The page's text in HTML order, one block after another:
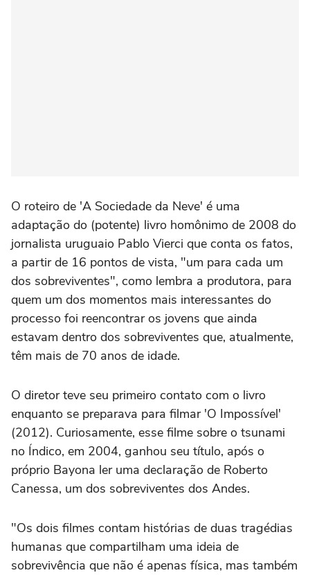
O roteiro de 'A Sociedade da Neve' é uma
adaptação do (potente) livro homônimo de 2008 do
jornalista uruguaio Pablo Vierci que conta os fatos,
a partir de 16 pontos de vista, "um para cada um
dos sobreviventes", como lembra a produtora, para
quem um dos momentos mais interessantes do
processo foi reencontrar os jovens que ainda
estavam dentro dos sobreviventes que, atualmente,
têm mais de 70 anos de idade.
O diretor teve seu primeiro contato com o livro
enquanto se preparava para filmar 'O Impossível'
(2012). Curiosamente, esse filme sobre o tsunami
no Índico, em 2004, ganhou seu título, após o
próprio Bayona ler uma declaração de Roberto
Canessa, um dos sobreviventes dos Andes.
"Os dois filmes contam histórias de duas tragédias
humanas que compartilham uma ideia de
sobrevivência que não é apenas física, mas também